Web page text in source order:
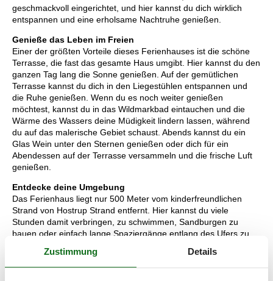
geschmackvoll eingerichtet, und hier kannst du dich wirklich
entspannen und eine erholsame Nachtruhe genießen.
Genieße das Leben im Freien
Einer der größten Vorteile dieses Ferienhauses ist die schöne
Terrasse, die fast das gesamte Haus umgibt. Hier kannst du den
ganzen Tag lang die Sonne genießen. Auf der gemütlichen
Terrasse kannst du dich in den Liegestühlen entspannen und
die Ruhe genießen. Wenn du es noch weiter genießen
möchtest, kannst du in das Wildmarkbad eintauchen und die
Wärme des Wassers deine Müdigkeit lindern lassen, während
du auf das malerische Gebiet schaust. Abends kannst du ein
Glas Wein unter den Sternen genießen oder dich für ein
Abendessen auf der Terrasse versammeln und die frische Luft
genießen.
Entdecke deine Umgebung
Das Ferienhaus liegt nur 500 Meter vom kinderfreundlichen
Strand von Hostrup Strand entfernt. Hier kannst du viele
Stunden damit verbringen, zu schwimmen, Sandburgen zu
bauen oder einfach lange Spaziergänge entlang des Ufers zu
Naturwanderungen, und du kannst die fantastische Aussicht auf
die offene Landschaft genießen. Wenn du einen Ausflug
Zustimmung Details